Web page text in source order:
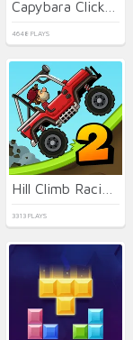
Capybara Clicker 2
4648 PLAYS
3313 PLAYS